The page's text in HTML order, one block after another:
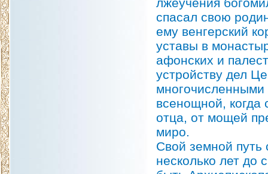
спасал свою
ему венгерский
уставы в
афонских и
устройству дел
всенощной, когда
отца, от мощей
миро.
Свой земной путь
несколько лет до